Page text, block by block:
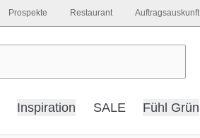
Inspiration SALE Fühl Grün
Prospekte Restaurant Auftragsauskunft